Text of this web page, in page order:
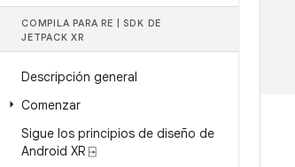
COMPILA PARA RE
SDK DE
JETPACK XR
Descripción general
Comenzar
Sigue los principios de diseño de
Android XR ⍈